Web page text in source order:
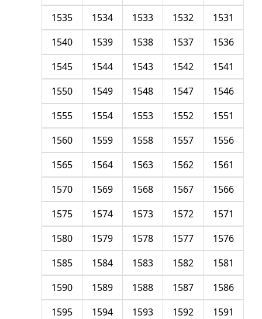
1531
1532
1533
1534
1535
1536
1537
1538
1539
1540
1541
1542
1543
1544
1545
1546
1547
1548
1549
1550
1551
1552
1553
1554
1555
1556
1557
1558
1559
1560
1561
1562
1563
1564
1565
1566
1567
1568
1569
1570
1571
1572
1573
1574
1575
1576
1577
1578
1579
1580
1581
1582
1583
1584
1585
1586
1587
1588
1589
1590
1591
1592
1593
1594
1595